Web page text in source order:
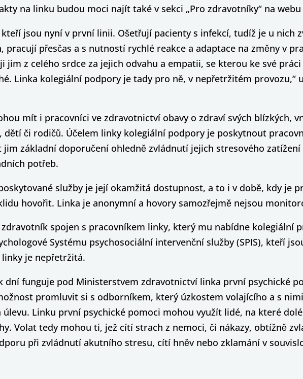
na linku budou moci najít také v sekci „Pro zdravotníky“ na
jsou nyní v první linii. Ošetřují pacienty s infekcí, tudíž je u nich
pracují přesčas a s nutností rychlé reakce a adaptace na změny v
jim z celého srdce za jejich odvahu a empatii, se kterou ke své
Linka kolegiální podpory je tady pro ně, v nepřetržitém
mít i pracovníci ve zdravotnictví obavy o zdraví svých blízkých,
dětí či rodičů. Účelem linky kolegiální podpory je poskytnout
základní doporučení ohledně zvládnutí jejich stresového
potřeb.
služby je její okamžitá dostupnost, a to i v době, kdy je
hovořit. Linka je anonymní a hovory samozřejmě nejsou
spojen s pracovníkem linky, který mu nabídne kolegiální
Systému psychosociální intervenční služby (SPIS), kteří
je nepřetržitá.
funguje pod Ministerstvem zdravotnictví linka první psychické
promluvit si s odborníkem, který úzkostem volajícího a s
Linku první psychické pomoci mohou využít lidé, na které
Volat tedy mohou ti, jež cítí strach z nemoci, či nákazy, obtížně
při zvládnutí akutního stresu, cítí hněv nebo zklamání v